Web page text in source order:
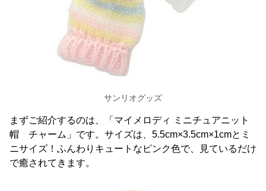
サンリオグッズ
まずご紹介するのは、「マイメロディ ミニチュアニット
帽 チャーム」です。サイズは、5.5cm×3.5cm×1cmとミ
ニサイズ！ふんわりキュートなピンク色で、見ているだけ
で癒されてきます。